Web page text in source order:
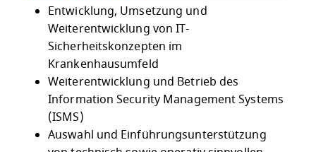
Entwicklung, Umsetzung und
Weiterentwicklung von IT-
Sicherheitskonzepten im
Krankenhausumfeld
Weiterentwicklung und Betrieb des
Information Security Management Systems
(ISMS)
Auswahl und Einführungsunterstützung